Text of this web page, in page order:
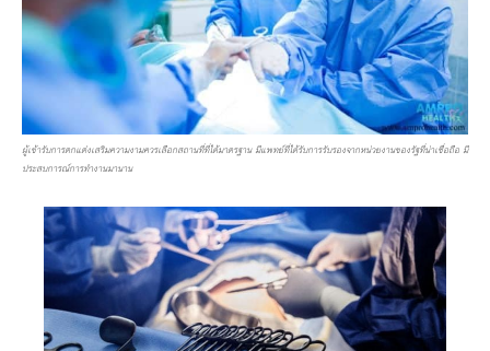
ผู้เข้ารับการตกแต่งเสริมความงามควรเลือกสถานที่ที่ได้มาตรฐาน มีแพทย์ที่ได้รับการรับรองจากหน่วยงานของรัฐที่น่าเชื่อถือ มี
ประสบการณ์การทำงานมานาน